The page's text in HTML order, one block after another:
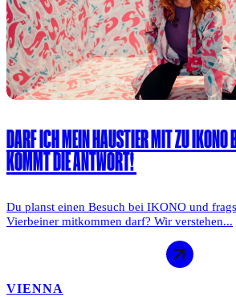
DARF ICH MEIN HAUSTIER MIT ZU IKONO
KOMMT DIE ANTWORT!
Du planst einen Besuch bei IKONO und
Vierbeiner mitkommen darf? Wir verstehen...
VIENNA